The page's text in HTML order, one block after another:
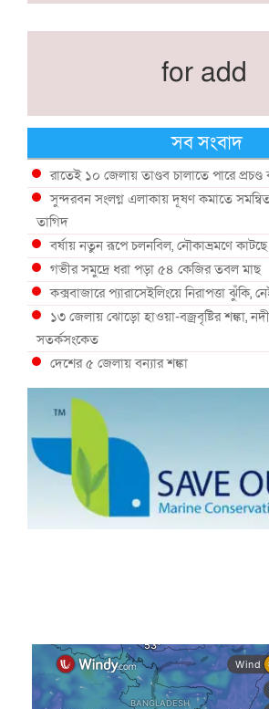
for add
সব সংবাদ
রাতেই ১০ জেলায় তাণ্ডব চালাতে পারে
সুন্দরবন সংলগ্ন এলাকায় দূষণ কমাতে সমন্বিত
তাগিদ
বর্ষায় নতুন রূপে চলনবিল, নৌকাভ্রমণে
গভীর সমুদ্রে ধরা পড়া ৫৪ কেজির তবল মাছ
কক্সবাজারে প্যারাসেইলিংয়ে নিরাপত্তা ঝুঁকি,
১৩ জেলায় ঝোড়ো হাওয়া-বজ্রবৃষ্টির শঙ্কা,
সতর্কসংকেত
দেশের ৫ জেলায় বন্যার শঙ্কা
দেশের বিভিন্ন অঞ্চলে বজ্রবৃষ্টির আভাস,
আগস্টে টানা বৃষ্টি ও বন্যার আভাস, সাগরে
স্বস্তি ও শঙ্কার পূর্বাভাস দিল আবহাওয়া